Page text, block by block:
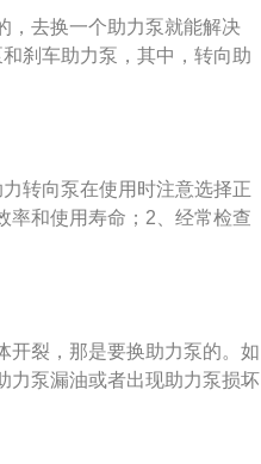
，去换一个助力泵就能解决
刹车助力泵，其中，转向助
位；2、而刹车助力泵是一个
与发动机进气管相连。
转向泵在使用时注意选择正
率和使用寿命；2、经常检查
期更换助力油，车主在自行
助力油及其他油液达到正常
转向系统运转是否正常，有
发现并排除故障。
开裂，那是要换助力泵的。如
力泵漏油或者出现助力泵损坏
转向时出现异响、有卡顿、